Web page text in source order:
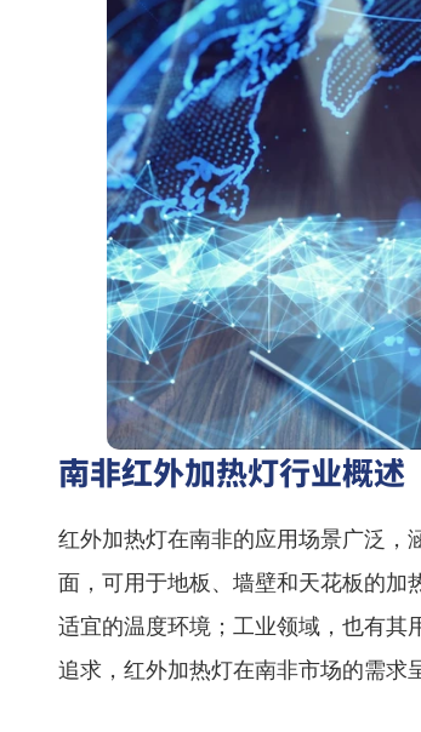
南非红外加热灯行业概述
红外加热灯在南非的应用场景广泛，
面，可用于地板、墙壁和天花板的加
适宜的温度环境；工业领域，也有其
追求，红外加热灯在南非市场的需求